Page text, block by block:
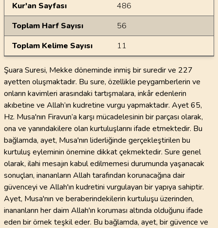
Kur'an Sayfası
486
Toplam Harf Sayısı
56
Toplam Kelime Sayısı
11
Şuara Suresi, Mekke döneminde inmiş bir suredir ve 227
ayetten oluşmaktadır. Bu sure, özellikle peygamberlerin ve
onların kavimleri arasındaki tartışmalara, inkâr edenlerin
akıbetine ve Allah’ın kudretine vurgu yapmaktadır. Ayet 65,
Hz. Musa'nın Firavun’a karşı mücadelesinin bir parçası olarak,
ona ve yanındakilere olan kurtuluşlarını ifade etmektedir. Bu
bağlamda, ayet, Musa'nın liderliğinde gerçekleştirilen bu
kurtuluş eyleminin önemine dikkat çekmektedir. Sure genel
olarak, ilahi mesajın kabul edilmemesi durumunda yaşanacak
sonuçları, inananların Allah tarafından korunacağına dair
güvenceyi ve Allah'ın kudretini vurgulayan bir yapıya sahiptir.
Ayet, Musa'nın ve beraberindekilerin kurtuluşu üzerinden,
inananların her daim Allah'ın koruması altında olduğunu ifade
eden bir örnek teşkil eder. Bu bağlamda, ayet, bir güvence ve